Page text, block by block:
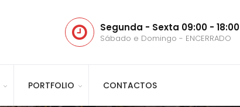
Segunda - Sexta 09:00 - 18:00
Sábado e Domingo - ENCERRADO
PORTFOLIO CONTACTOS